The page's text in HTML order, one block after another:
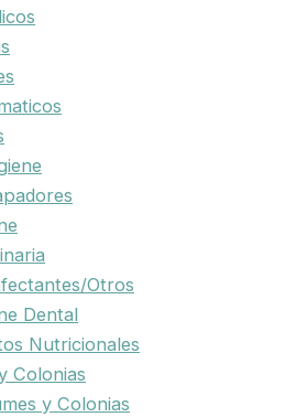
Otros
Dental
Nutricionales
Colonias
y Colonias